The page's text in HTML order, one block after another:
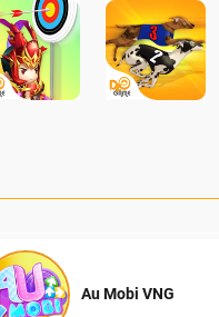
Au Mobi VNG